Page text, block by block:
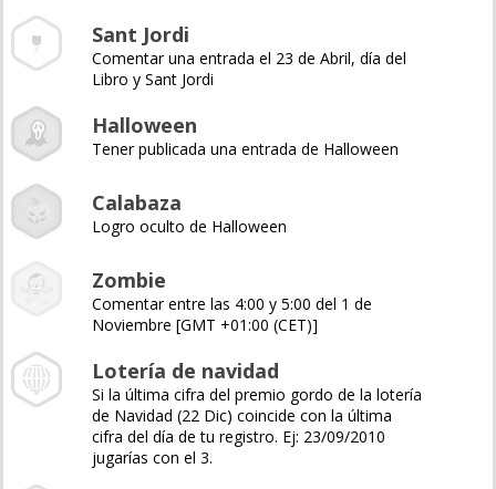
Sant Jordi
Comentar una entrada el 23 de Abril, día del
Libro y Sant Jordi
Halloween
Tener publicada una entrada de Halloween
Calabaza
Logro oculto de Halloween
Zombie
Comentar entre las 4:00 y 5:00 del 1 de
Noviembre [GMT +01:00 (CET)]
Lotería de navidad
Si la última cifra del premio gordo de la lotería
de Navidad (22 Dic) coincide con la última
cifra del día de tu registro. Ej: 23/09/2010
jugarías con el 3.